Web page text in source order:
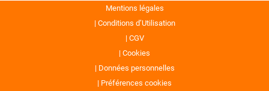
Mentions légales
Conditions d’Utilisation
CGV
Cookies
Données personnelles
Préférences cookies